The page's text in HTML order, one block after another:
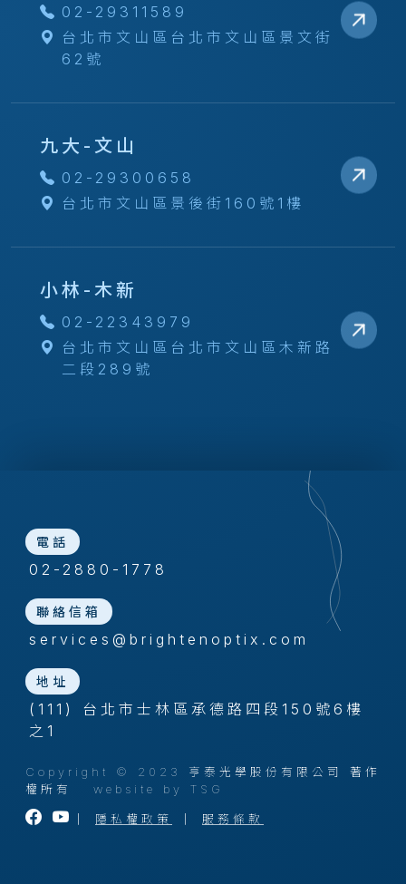
02-29311589
台北市文山區台北市文山區景文街
62號
九大-文山
02-29300658
台北市文山區景後街160號1樓
小林-木新
02-22343979
台北市文山區台北市文山區木新路
二段289號
電話
02-2880-1778
聯絡信箱
services@brightenoptix.com
地址
(111) 台北市士林區承德路四段150號6樓
之1
Copyright © 2023 亨泰光學股份有限公司 著作
權所有 website by TSG
隱私權政策 服務條款